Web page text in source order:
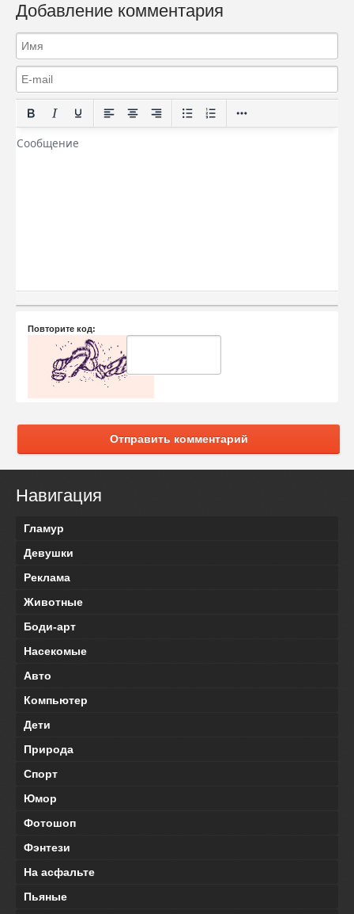
Добавление комментария
Повторите код:
Отправить комментарий
Навигация
Гламур
Девушки
Реклама
Животные
Боди-арт
Насекомые
Авто
Компьютер
Дети
Природа
Спорт
Юмор
Фотошоп
Фэнтези
На асфальте
Пьяные